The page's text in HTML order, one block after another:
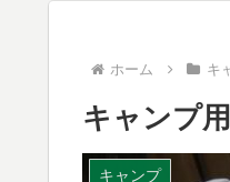
ホーム キ
キャンプ
キャンプ